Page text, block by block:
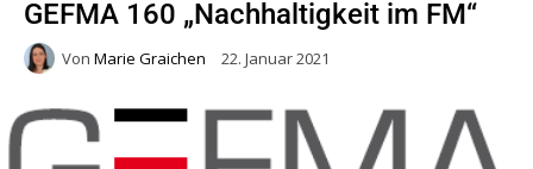
GEFMA 160 „Nachhaltigkeit im FM“
Von Marie Graichen 22. Januar 2021